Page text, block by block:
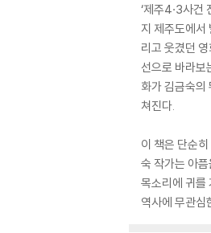
‘제주4·3사건
지 제주도에서
리고 웃겼던
선으로 바라보
화가 김금숙의
쳐진다.
이 책은 단순
숙 작가는 아
목소리에 귀를
역사에 무관심